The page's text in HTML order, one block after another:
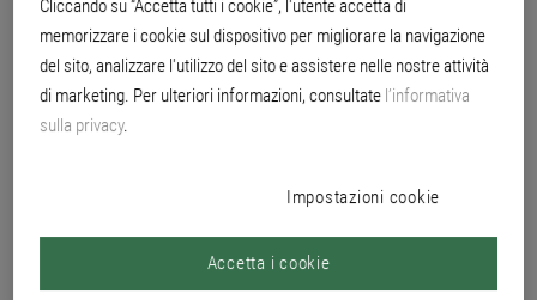
Cliccando su “Accetta tutti i cookie”, l'utente accetta di
memorizzare i cookie sul dispositivo per migliorare la navigazione
del sito, analizzare l'utilizzo del sito e assistere nelle nostre attività
di marketing. Per ulteriori informazioni, consultate l’informativa
sulla privacy.
Impostazioni cookie
Accetta i cookie